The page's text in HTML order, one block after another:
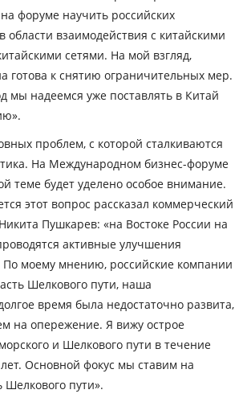
форуме научить российских
области взаимодействия с китайскими
сетями. На мой взгляд,
готова к снятию ограничительных мер.
мы надеемся уже поставлять в Китай
проблем, с которой сталкиваются
На Международном бизнес-форуме
теме будет уделено особое внимание.
этот вопрос рассказал коммерческий
Никита Пушкарев: «на Востоке России на
активные улучшения
По моему мнению, российские компании
Шелкового пути, наша
время была недостаточно развита,
на опережение. Я вижу острое
и Шелкового пути в течение
Основной фокус мы ставим на
Шелкового пути».